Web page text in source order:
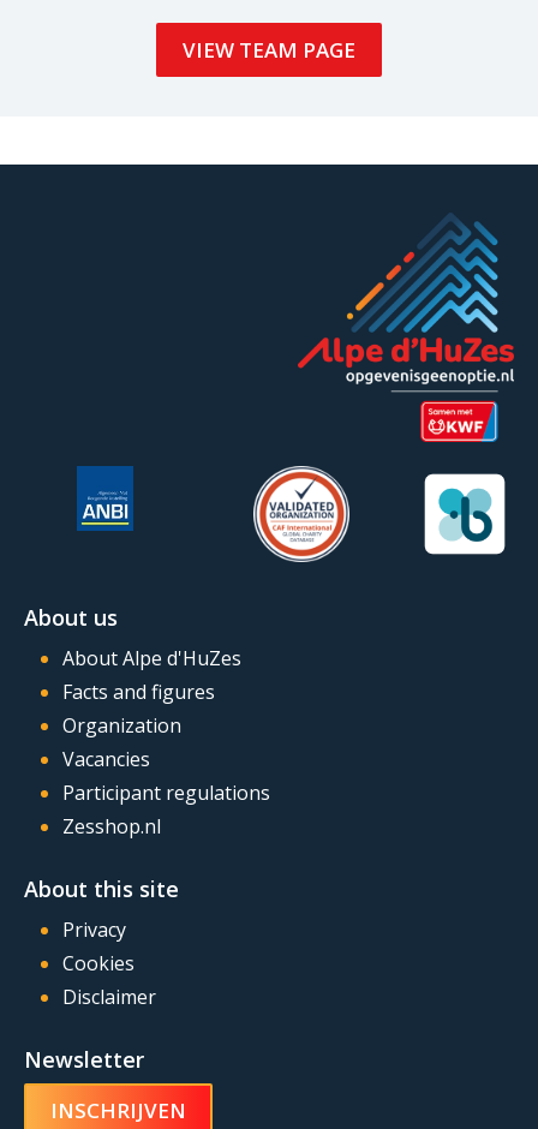
VIEW TEAM PAGE
About us
About Alpe d'HuZes
Facts and figures
Organization
Vacancies
Participant regulations
Zesshop.nl
About this site
Privacy
Cookies
Disclaimer
Newsletter
INSCHRIJVEN